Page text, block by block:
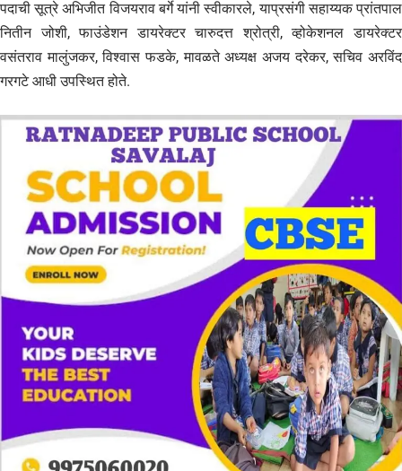
पदाची सूत्रे अभिजीत विजयराव बर्गे यांनी स्वीकारले, याप्रसंगी सहाय्यक प्रांतपाल
नितीन जोशी, फाउंडेशन डायरेक्टर चारुदत्त श्रोत्री, व्होकेशनल डायरेक्टर
वसंतराव मालुंजकर, विश्वास फडके, मावळते अध्यक्ष अजय दरेकर, सचिव अरविंद
गरगटे आधी उपस्थित होते.